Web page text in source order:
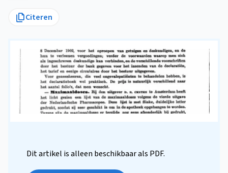
Citeren
Dit artikel is alleen beschikbaar als PDF.